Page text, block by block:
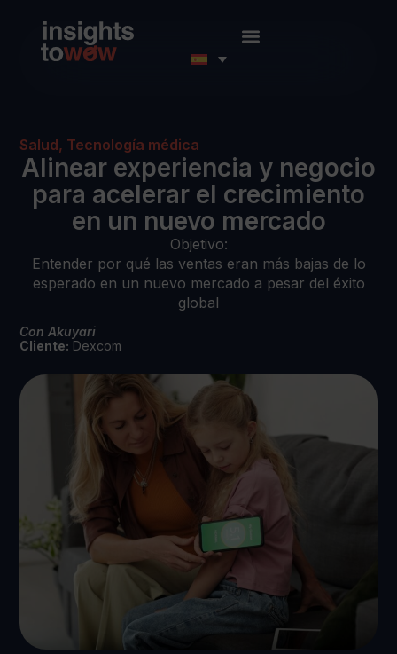
Salud, Tecnología médica
Alinear experiencia y negocio
para acelerar el crecimiento
en un nuevo mercado
Objetivo:
Entender por qué las ventas eran más bajas de lo
esperado en un nuevo mercado a pesar del éxito
global
Con Akuyari
Cliente: Dexcom